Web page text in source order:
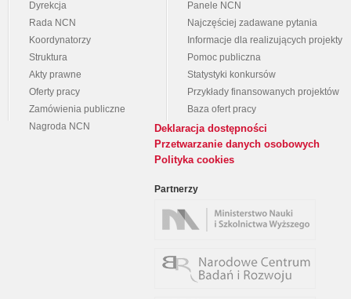
Dyrekcja
Rada NCN
Koordynatorzy
Struktura
Akty prawne
Oferty pracy
Zamówienia publiczne
Nagroda NCN
Panele NCN
Najczęściej zadawane pytania
Informacje dla realizujących projekty
Pomoc publiczna
Statystyki konkursów
Przykłady finansowanych projektów
Baza ofert pracy
Deklaracja dostępności
Przetwarzanie danych osobowych
Polityka cookies
Partnerzy